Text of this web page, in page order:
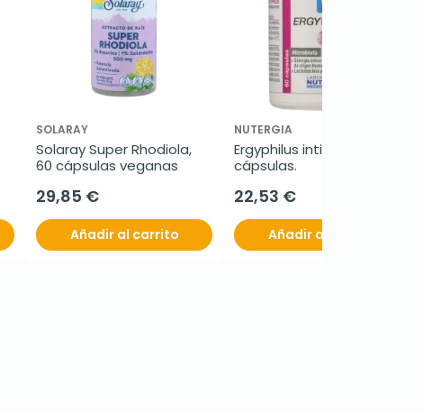
SOLARAY
Solaray Super Rhodiola,
60 cápsulas veganas
29,85 €
Añadir al carrito
NUTERGIA
Ergyphilus intima, 60
cápsulas.
22,53 €
Añadir al carrito